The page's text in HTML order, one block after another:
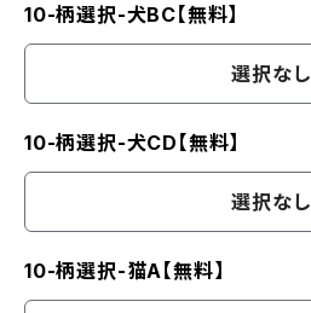
10-柄選択-犬BC【無料】
選択なし
10-柄選択-犬CD【無料】
選択なし
10-柄選択-猫A【無料】